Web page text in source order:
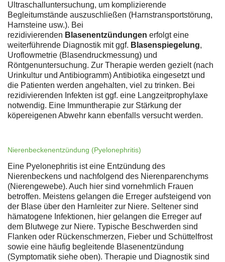
Ultraschalluntersuchung, um komplizierende
Begleitumstände auszuschließen (Harnstransportstörung,
Harnsteine usw.). Bei
rezidivierenden Blasenentzündungen erfolgt eine
weiterführende Diagnostik mit ggf. Blasenspiegelung,
Uroflowmetrie (Blasendruckmessung) und
Röntgenuntersuchung. Zur Therapie werden gezielt (nach
Urinkultur und Antibiogramm) Antibiotika eingesetzt und
die Patienten werden angehalten, viel zu trinken. Bei
rezidivierenden Infekten ist ggf. eine Langzeitprophylaxe
notwendig. Eine Immuntherapie zur Stärkung der
köpereigenen Abwehr kann ebenfalls versucht werden.
Nierenbeckenentzündung (Pyelonephritis)
Eine Pyelonephritis ist eine Entzündung des
Nierenbeckens und nachfolgend des Nierenparenchyms
(Nierengewebe). Auch hier sind vornehmlich Frauen
betroffen. Meistens gelangen die Erreger aufsteigend von
der Blase über den Harnleiter zur Niere. Seltener sind
hämatogene Infektionen, hier gelangen die Erreger auf
dem Blutwege zur Niere. Typische Beschwerden sind
Flanken oder Rückenschmerzen, Fieber und Schüttelfrost
sowie eine häufig begleitende Blasenentzündung
(Symptomatik siehe oben). Therapie und Diagnostik sind